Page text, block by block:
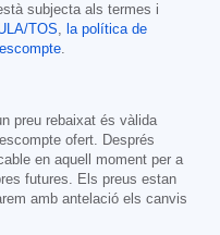
subjecta als termes i
TOS, la política de
.
preu rebaixat és vàlida
ofert. Després
en aquell moment per a
futures. Els preus estan
amb antelació els canvis